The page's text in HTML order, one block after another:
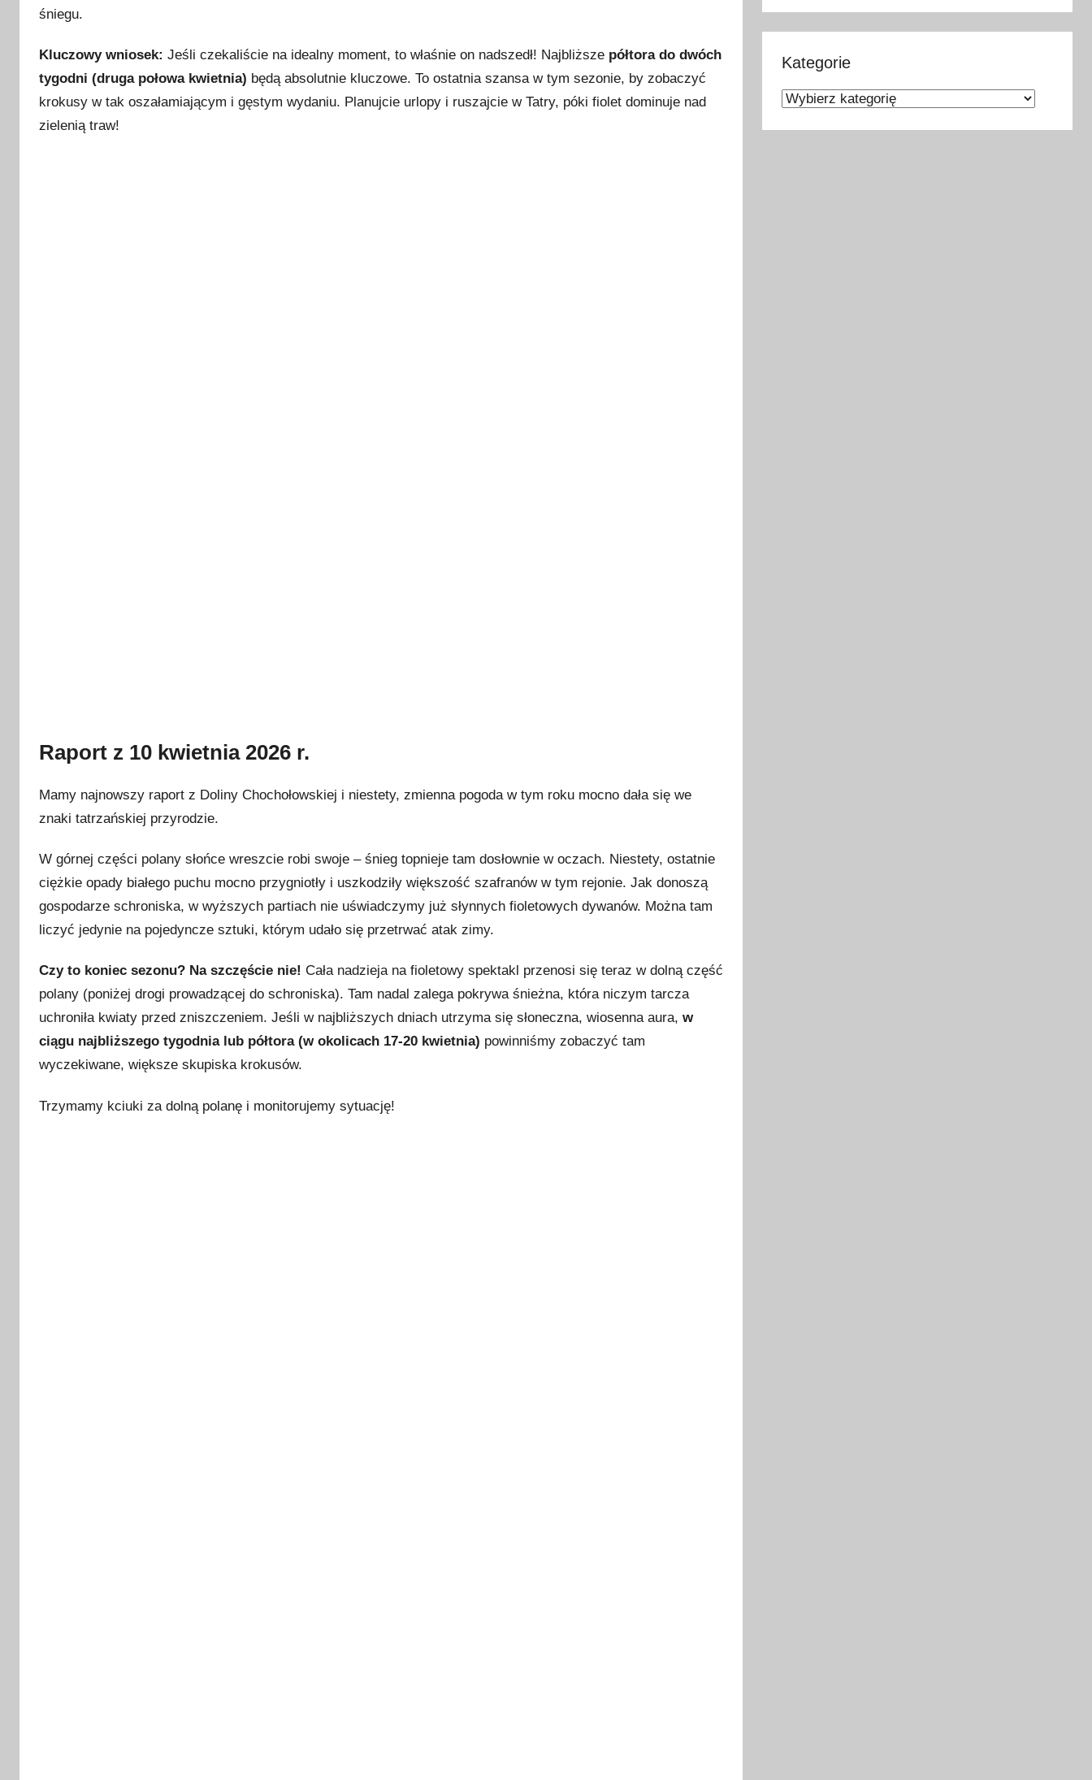
i
2
2
śniegu.
Kluczowy wniosek: Jeśli czekaliście na idealny moment, to właśnie on nadszedł! Najbliższe półtora do dwóch
tygodni (druga połowa kwietnia) będą absolutnie kluczowe. To ostatnia szansa w tym sezonie, by zobaczyć
krokusy w tak oszałamiającym i gęstym wydaniu. Planujcie urlopy i ruszajcie w Tatry, póki fiolet dominuje nad
zielenią traw!
Raport z 10 kwietnia 2026 r.
Mamy najnowszy raport z Doliny Chochołowskiej i niestety, zmienna pogoda w tym roku mocno dała się we
znaki tatrzańskiej przyrodzie.
W górnej części polany słońce wreszcie robi swoje – śnieg topnieje tam dosłownie w oczach. Niestety, ostatnie
ciężkie opady białego puchu mocno przygniotły i uszkodziły większość szafranów w tym rejonie. Jak donoszą
gospodarze schroniska, w wyższych partiach nie uświadczymy już słynnych fioletowych dywanów. Można tam
liczyć jedynie na pojedyncze sztuki, którym udało się przetrwać atak zimy.
Czy to koniec sezonu? Na szczęście nie! Cała nadzieja na fioletowy spektakl przenosi się teraz w dolną część
polany (poniżej drogi prowadzącej do schroniska). Tam nadal zalega pokrywa śnieżna, która niczym tarcza
uchroniła kwiaty przed zniszczeniem. Jeśli w najbliższych dniach utrzyma się słoneczna, wiosenna aura, w
ciągu najbliższego tygodnia lub półtora (w okolicach 17-20 kwietnia) powinniśmy zobaczyć tam
wyczekiwane, większe skupiska krokusów.
Trzymamy kciuki za dolną polanę i monitorujemy sytuację!
Kategorie
Kategorie